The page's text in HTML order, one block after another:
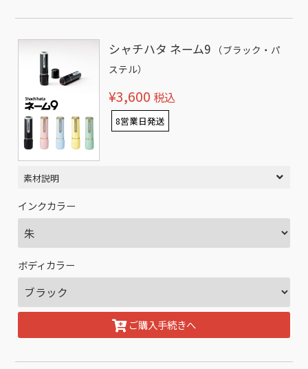
シャチハタ ネーム9
（ブラック・パ
ステル）
¥3,600 税込
8営業日発送
素材説明
インクカラー
ボディカラー
ご購入手続きへ